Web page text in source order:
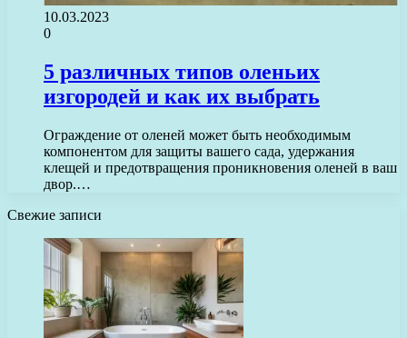
10.03.2023
0
5 различных типов оленьих
изгородей и как их выбрать
Ограждение от оленей может быть необходимым
компонентом для защиты вашего сада, удержания
клещей и предотвращения проникновения оленей в ваш
двор.…
Свежие записи